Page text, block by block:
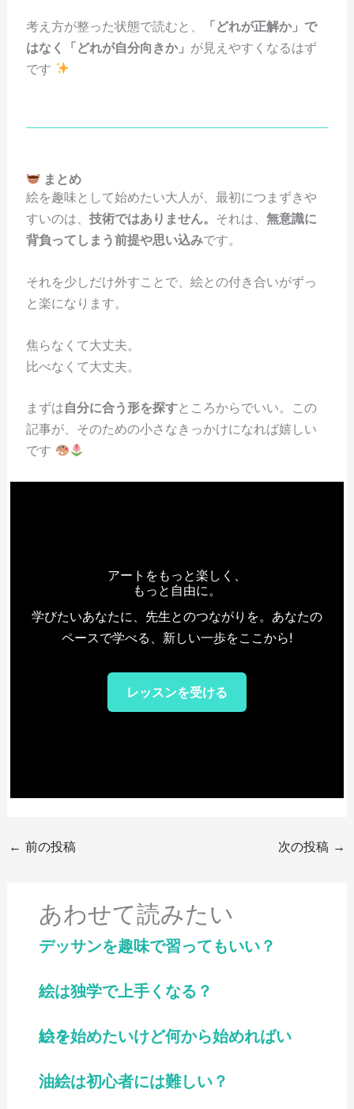
考え方が整った状態で読むと、
「どれが正解か」で
はなく「どれが自分向きか」 が見えやすくなるはず
です
まとめ
絵を趣味として始めたい大人が、最初につまずきや
すいのは、 技術ではありません。 それは、 無意識に
背負ってしまう前提や思い込みです。
それを少しだけ外すことで、絵との付き合いがずっ
と楽になります。
焦らなくて大丈夫。
比べなくて大丈夫。
まずは自分に合う形を探すところからでいい。この
記事が、そのための小さなきっかけになれば嬉しい
です
アートをもっと楽しく、
もっと自由に。
学びたいあなたに、先生とのつながりを。あなたの
ペースで学べる、新しい一歩をここから!
レッスンを受ける
← 前の投稿 次の投稿 →
あわせて読みたい
デッサンを趣味で習ってもいい？
絵は独学で上手くなる？
絵を始めたいけど何から始めればいい？
油絵は初心者には難しい？